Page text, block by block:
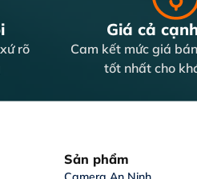
rõ
Giá cả
Cam kết mức giá
tốt nhất cho
Sản phẩm